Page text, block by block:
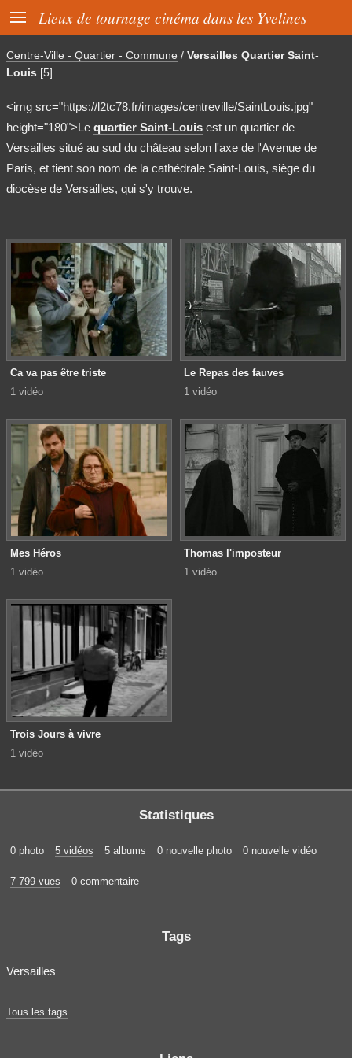
 Lieux de tournage cinéma dans les Yvelines
Centre-Ville - Quartier - Commune / Versailles Quartier Saint-
Louis [5]
<img src="https://l2tc78.fr/images/centreville/SaintLouis.jpg"
height="180">Le quartier Saint-Louis est un quartier de
Versailles situé au sud du château selon l'axe de l'Avenue de
Paris, et tient son nom de la cathédrale Saint-Louis, siège du
diocèse de Versailles, qui s'y trouve.
Ca va pas être triste
1 vidéo
Le Repas des fauves
1 vidéo
Mes Héros
1 vidéo
Thomas l'imposteur
1 vidéo
Trois Jours à vivre
1 vidéo
Statistiques
0 photo 5 vidéos 5 albums 0 nouvelle photo 0 nouvelle vidéo
7 799 vues 0 commentaire
Tags
Versailles
Tous les tags